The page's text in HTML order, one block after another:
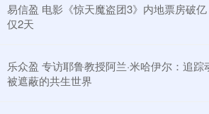
易信盈 电影《惊天魔盗团3》内地票房破
仅2天
乐众盈 专访耶鲁教授阿兰·米哈伊尔：追踪
被遮蔽的共生世界